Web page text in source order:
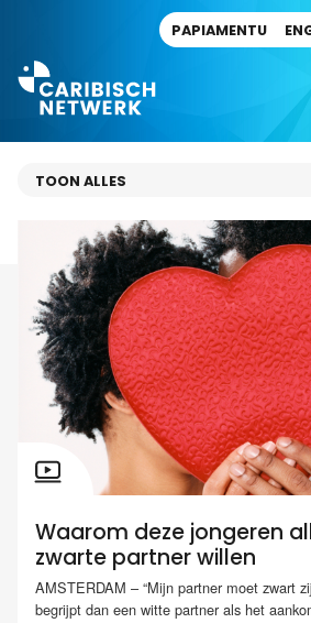
PAPIAMENTU
Waarom deze jongeren
zwarte partner willen
AMSTERDAM – “Mijn partner moet zwart
begrijpt dan een witte partner als het